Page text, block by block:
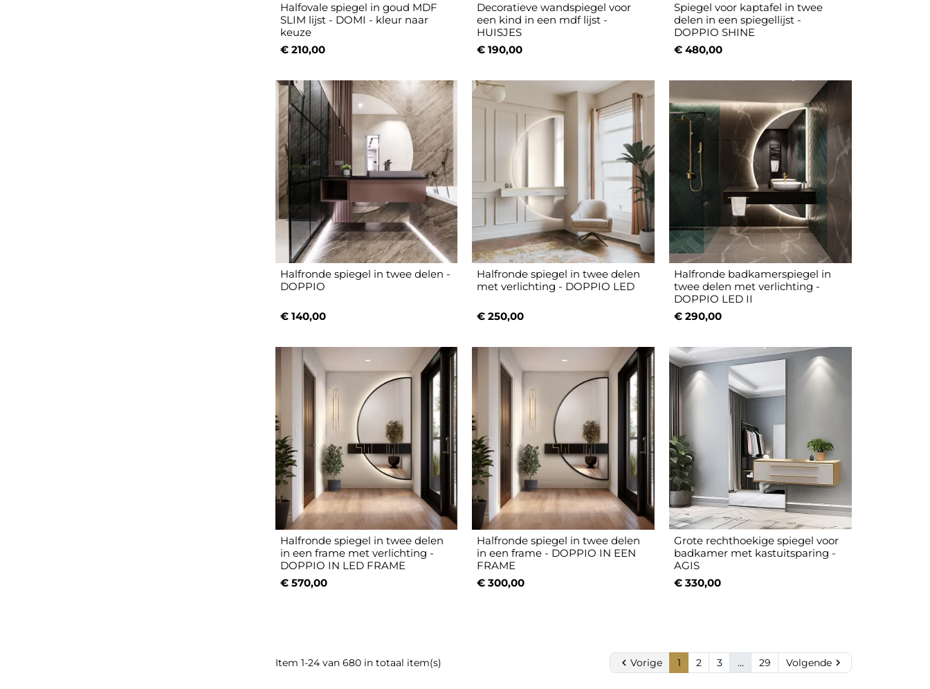
Halfovale spiegel in goud MDF
SLIM lijst - DOMI - kleur naar
keuze
€ 210,00
Decoratieve wandspiegel voor
een kind in een mdf lijst -
HUISJES
€ 190,00
Spiegel voor kaptafel in twee
delen in een spiegellijst -
DOPPIO SHINE
€ 480,00
Halfronde spiegel in twee delen -
DOPPIO
€ 140,00
Halfronde spiegel in twee delen
met verlichting - DOPPIO LED
€ 250,00
Halfronde badkamerspiegel in
twee delen met verlichting -
DOPPIO LED II
€ 290,00
Halfronde spiegel in twee delen
in een frame met verlichting -
DOPPIO IN LED FRAME
€ 570,00
Halfronde spiegel in twee delen
in een frame - DOPPIO IN EEN
FRAME
€ 300,00
Grote rechthoekige spiegel voor
badkamer met kastuitsparing -
AGIS
€ 330,00
Item 1-24 van 680 in totaal item(s)  Vorige 1 2 3 … 29 Volgende